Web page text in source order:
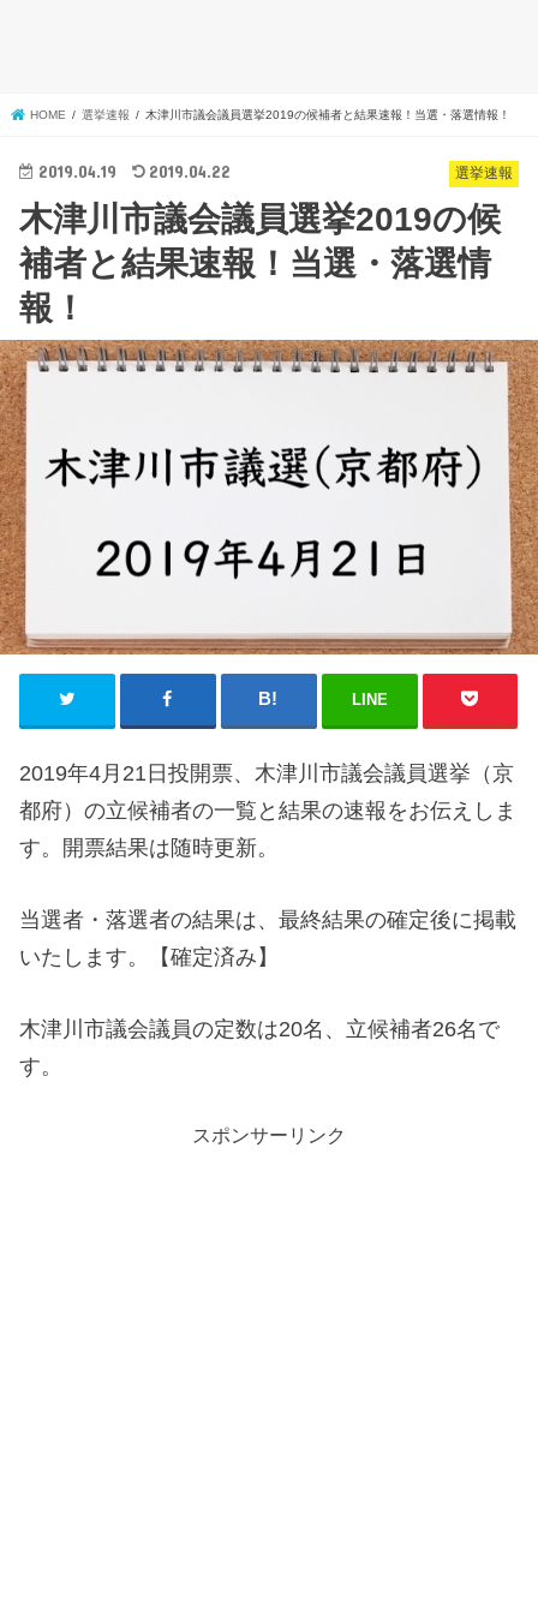
HOME 選挙速報 木津川市議会議員選挙2019の候補者と結果速報！当選・落選情報！
選挙速報
2019.04.19 2019.04.22
木津川市議会議員選挙2019の候
補者と結果速報！当選・落選情
報！
LINE
2019年4月21日投開票、木津川市議会議員選挙（京
都府）の立候補者の一覧と結果の速報をお伝えしま
す。開票結果は随時更新。
当選者・落選者の結果は、最終結果の確定後に掲載
いたします。【確定済み】
木津川市議会議員の定数は20名、立候補者26名で
す。
スポンサーリンク